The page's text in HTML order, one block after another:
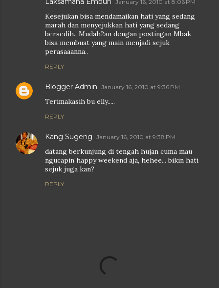
January 16, 2010 at 8:06 PM
Kesejukan bisa mendamaikan hati yang sedang
marah dan menyejukkan hati yang sedang
bersedih.. Mudah2an dengan postingan Mbak
bisa membuat yang main menjadi sejuk
perasaaanna..
REPLY
Blogger Admin January 16, 2010 at 9:36 PM
Terimakasih bu elly.....
REPLY
Kang Sugeng January 16, 2010 at 9:38 PM
datang berkunjung di tengah hujan cuma mau
ngucapin happy weekend aja, hehee... bikin hati
sejuk juga kan?
REPLY